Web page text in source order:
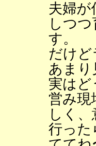
夫婦が
しつ
す。
だけ
あま
実はど
営み現
しく
行った